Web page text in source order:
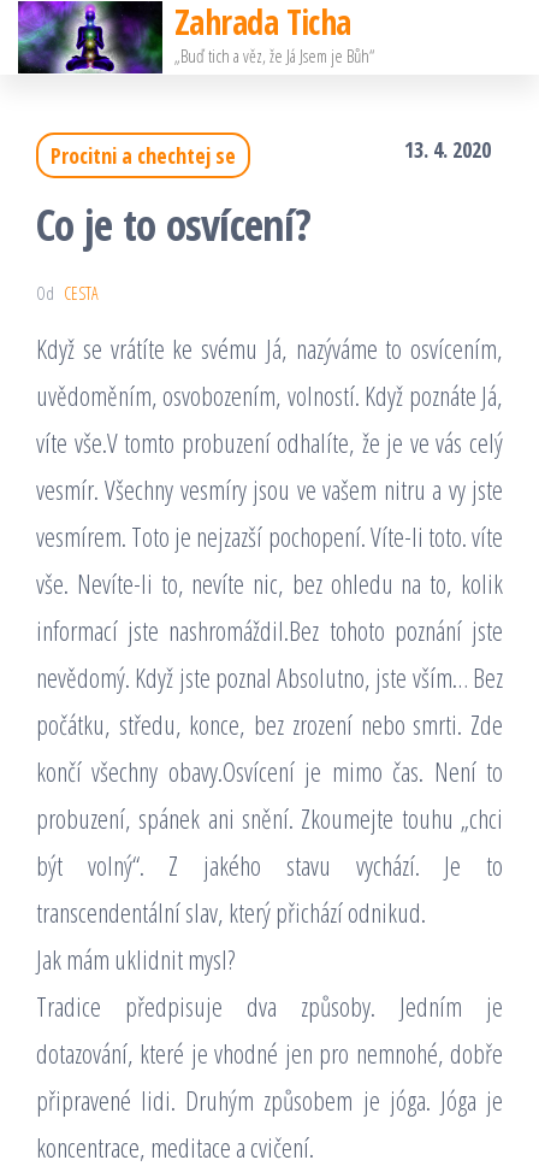
Přeskočit
na
Zahrada Ticha
„Buď tich a věz, že Já Jsem je Bůh“
Procitni a chechtej se 13. 4. 2020
Co je to osvícení?
Od CESTA
Když se vrátíte ke svému Já, nazýváme to osvícením,
uvědoměním, osvobozením, volností. Když poznáte Já,
víte vše.V tomto probuzení odhalíte, že je ve vás celý
vesmír. Všechny vesmíry jsou ve vašem nitru a vy jste
vesmírem. Toto je nejzazší pochopení. Víte-li toto. víte
vše. Nevíte-li to, nevíte nic, bez ohledu na to, kolik
informací jste nashromáždil.Bez tohoto poznání jste
nevědomý. Když jste poznal Absolutno, jste vším… Bez
počátku, středu, konce, bez zrození nebo smrti. Zde
končí všechny obavy.Osvícení je mimo čas. Není to
probuzení, spánek ani snění. Zkoumejte touhu „chci
být volný“. Z jakého stavu vychází. Je to
transcendentální slav, který přichází odnikud.
Jak mám uklidnit mysl?
Tradice předpisuje dva způsoby. Jedním je
dotazování, které je vhodné jen pro nemnohé, dobře
připravené lidi. Druhým způsobem je jóga. Jóga je
koncentrace, meditace a cvičení.